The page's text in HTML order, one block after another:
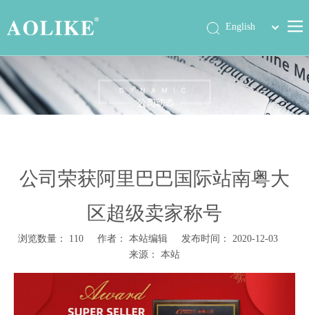
首页
产品中心
展会信息
简体中文
公司荣获阿里巴巴国际站南粤大
区超级卖家称号
浏览数量： 110作者： 本站编辑 发布时间： 2020-12-03
来源： 本站
["wechat","weibo","qzone","douban","email"]